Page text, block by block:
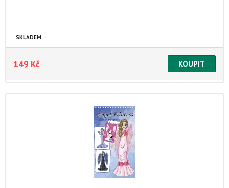
SKLADEM
149 Kč